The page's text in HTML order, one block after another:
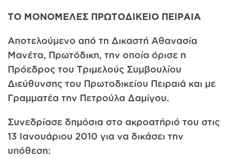
ΤΟ ΜΟΝΟΜΕΛΕΣ ΠΡΩΤΟΔΙΚΕΙΟ ΠΕΙΡΑΙΑ
Αποτελούμενο από τη Δικαστή Αθανασία
Μανέτα, Πρωτόδικη, την οποία όρισε η
Πρόεδρος του Τριμελούς Συμβουλίου
Διεύθυνσης του Πρωτοδικείου Πειραιά και με
Γραμματέα την Πετρούλα Δαμίγου.
Συνεδρίασε δημόσια στο ακροατήριό του στις
13 Ιανουάριου 2010 για να δικάσει την
υπόθεση: